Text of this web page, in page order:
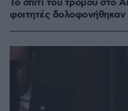
Το σπίτι του τρόμου στο
φοιτητές δολοφονήθηκαν